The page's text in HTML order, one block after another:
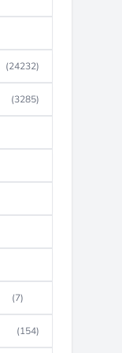
(24232)
(3285)
(7)
(154)